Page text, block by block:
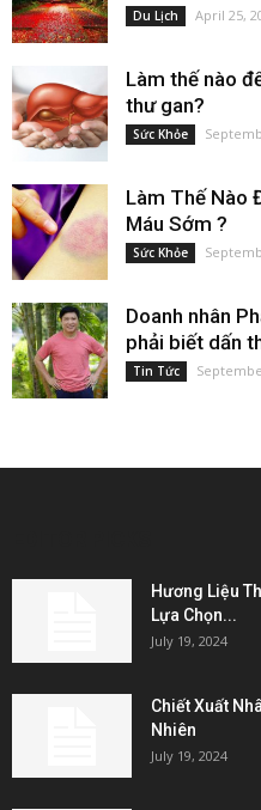
Du Lịch April 25,
Làm thế nào
thư gan?
Sức Khỏe
Làm Thế Nào
Máu Sớm ?
Sức Khỏe
Doanh nhân
phải biết dấn
Tin Tức
Hương Liệu
Lựa Chọn...
July 19, 2024
Chiết Xuất
Nhiên
July 19, 2024